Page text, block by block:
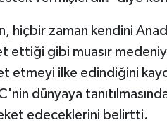
hiçbir zaman kendini
ettiği gibi muasır
etmeyi ilke edindiğini
dünyaya
edeceklerini belirtti.